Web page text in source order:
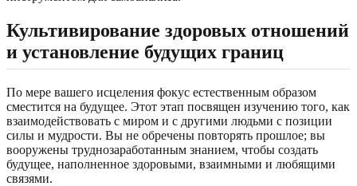
Культивирование здоровых отношений
и установление будущих границ
По мере вашего исцеления фокус естественным образом
сместится на будущее. Этот этап посвящен изучению того, как
взаимодействовать с миром и с другими людьми с позиции
силы и мудрости. Вы не обречены повторять прошлое; вы
вооружены труднозаработанным знанием, чтобы создать
будущее, наполненное здоровыми, взаимными и любящими
связями.